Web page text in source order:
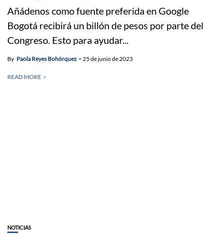
Añádenos como fuente preferida en Google
Bogotá recibirá un billón de pesos por parte del
Congreso. Esto para ayudar...
By Paola Reyes Bohórquez 25 de junio de 2023
READ MORE
NOTICIAS